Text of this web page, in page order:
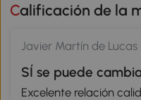
Calificación de la
Javier Martín de Lucas
SÍ se puede
derecha
Excelente relación